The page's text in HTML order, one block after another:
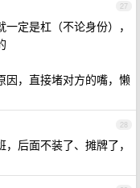
27
定是杠（不论身份），
因，直接堵对方的嘴，懒
28
后面不装了、摊牌了，